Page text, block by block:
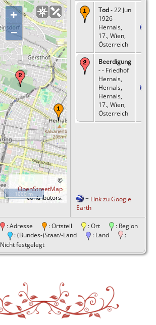
+
–
©
OpenStreetMap
contributors.
1000 m
Tod- 22 Jun
1926 -
Hernals,
17., Wien,
Österreich
Beerdigung
- - Friedhof
Hernals,
Hernals,
Hernals,
17., Wien,
Österreich
= Link zu Google
Earth
: Adresse : Ortsteil : Ort
: Region
: (Bundes-)Staat/-Land
: Land
:
Nicht festgelegt